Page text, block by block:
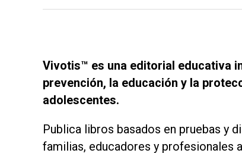
Vivotis™ es una editorial educativa
prevención, la educación y la
adolescentes.
Publica libros basados en pruebas y
familias, educadores y profesionales